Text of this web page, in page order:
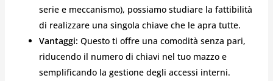
serie e meccanismo), possiamo studiare la fattibilità
di realizzare una singola chiave che le apra tutte.
Vantaggi: Questo ti offre una comodità senza pari,
riducendo il numero di chiavi nel tuo mazzo e
semplificando la gestione degli accessi interni.